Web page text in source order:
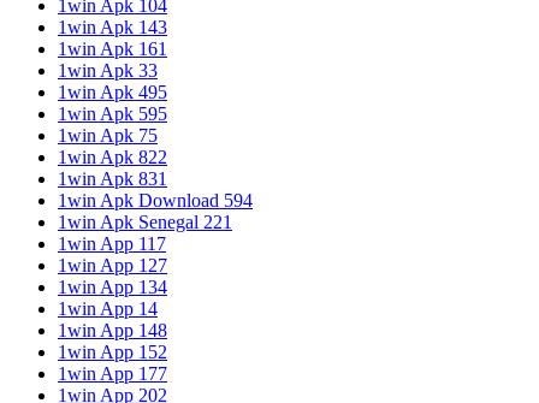
1win Apk 104
1win Apk 143
1win Apk 161
1win Apk 33
1win Apk 495
1win Apk 595
1win Apk 75
1win Apk 822
1win Apk 831
1win Apk Download 594
1win Apk Senegal 221
1win App 117
1win App 127
1win App 134
1win App 14
1win App 148
1win App 152
1win App 177
1win App 202